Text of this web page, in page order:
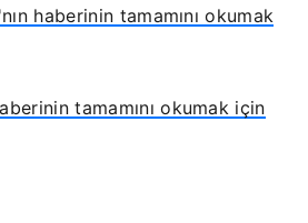
haberinin tamamını okumak
tamamını okumak için